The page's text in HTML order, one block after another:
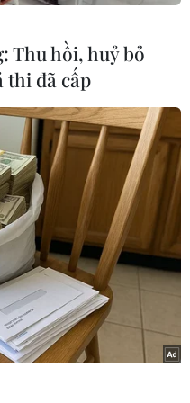
này là hơn 1 tỷ
chiếc đèn được
Venesia – Nha
thànhđiểm sáng
thông minh và tiết
thiết kế kiến
gió tự nhiên,
đất của mình cho
theo tôi, tham gia giờ
lược phát triển
hàng ngày mới
Thu hồi, huỷ bỏ
thi đã cấp